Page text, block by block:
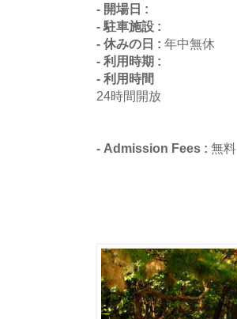
- 開場日 :
- 駐車施設 :
- 休みの日 : 年中無休
- 利用時期 :
- 利用時間
24時間開放
- Admission Fees : 無料